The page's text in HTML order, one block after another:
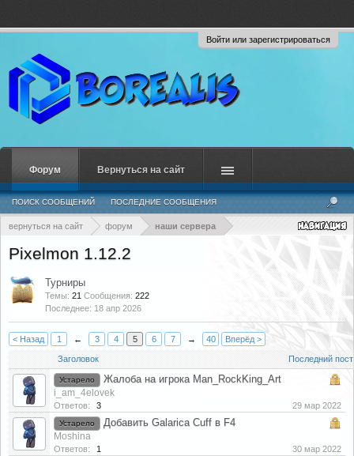
Войти или зарегистрироваться
вернуться на сайт форум наши сервера
Pixelmon 1.12.2
Турниры
Темы: 21 Сообщения: 222
18 апр 2026
< Назад 1 ← 3 4 5 6 7 → 40 Вперёд >
Заголовок Последний пост
Устарело Жалоба на игрока Man_RockKing_Art
i_am_4elovek
Ответов: 3 29 мар 2022
Устарело Добавить Galarica Cuff в F4
Moshina
Ответов: 1 30 мар 2022
Форум
ПОИСК СООБЩЕНИЙ ПОСЛЕДНИЕ СООБЩЕНИЯ
Вернуться на сайт